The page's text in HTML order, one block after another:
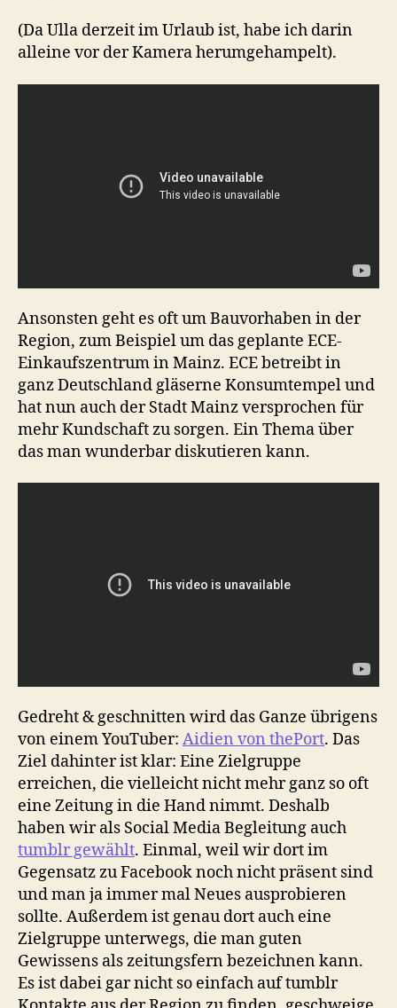
(Da Ulla derzeit im Urlaub ist, habe ich darin
alleine vor der Kamera herumgehampelt).
Ansonsten geht es oft um Bauvorhaben in der
Region, zum Beispiel um das geplante ECE-
Einkaufszentrum in Mainz. ECE betreibt in
ganz Deutschland gläserne Konsumtempel und
hat nun auch der Stadt Mainz versprochen für
mehr Kundschaft zu sorgen. Ein Thema über
das man wunderbar diskutieren kann.
Gedreht & geschnitten wird das Ganze übrigens
von einem YouTuber: Aidien von thePort. Das
Ziel dahinter ist klar: Eine Zielgruppe
erreichen, die vielleicht nicht mehr ganz so oft
eine Zeitung in die Hand nimmt. Deshalb
haben wir als Social Media Begleitung auch
tumblr gewählt. Einmal, weil wir dort im
Gegensatz zu Facebook noch nicht präsent sind
und man ja immer mal Neues ausprobieren
sollte. Außerdem ist genau dort auch eine
Zielgruppe unterwegs, die man guten
Gewissens als zeitungsfern bezeichnen kann.
Es ist dabei gar nicht so einfach auf tumblr